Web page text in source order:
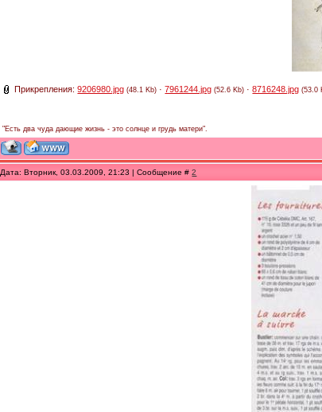
Прикрепления:9206980.jpg (48.1 Kb) ·7961244.jpg (52.6 Kb) ·8716248.jpg (53.0
"Есть два чуда дающие жизнь - это солнце и грудь матери".
Дата: Вторник, 03.03.2009, 21:23 | Сообщение #2